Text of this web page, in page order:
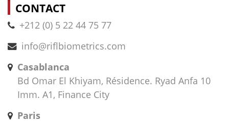
CONTACT
+212 (0) 5 22 44 75 77
info@riflbiometrics.com
Casablanca
Bd Omar El Khiyam, Résidence. Ryad Anfa 10
Imm. A1, Finance City
Paris